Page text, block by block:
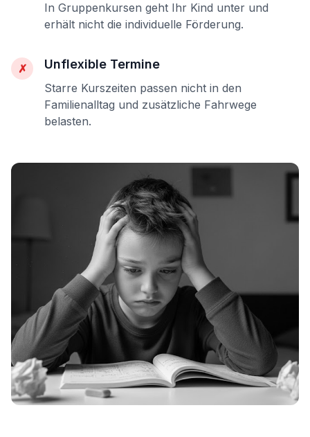
In Gruppenkursen geht Ihr Kind unter und
erhält nicht die individuelle Förderung.
✗ Unflexible Termine
Starre Kurszeiten passen nicht in den
Familienalltag und zusätzliche Fahrwege
belasten.